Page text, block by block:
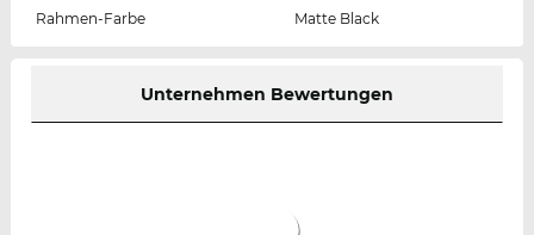
Rahmen-Farbe
Matte Black
Unternehmen Bewertungen